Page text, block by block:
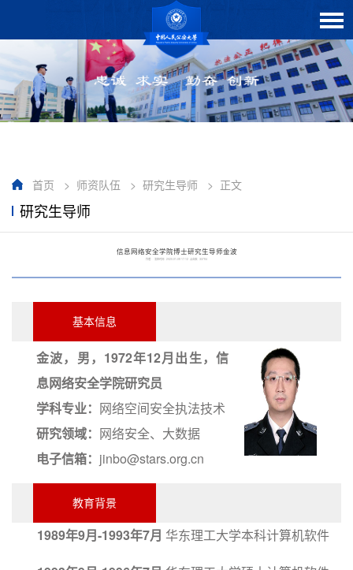
首页 > 师资队伍 > 研究生导师 > 正文
研究生导师
信息网络安全学院博士研究生导师金波
作者： 发布时间：2020-01-08 17:12 点击数： 33784
基本信息
金波，男，1972年12月出生，信
息网络安全学院研究员
学科专业： 网络空间安全执法技术
研究领域： 网络安全、大数据
电子信箱： jinbo@stars.org.cn
教育背景
1989年9月-1993年7月 华东理工大学本科计算机软件